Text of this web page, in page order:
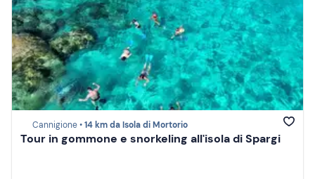
Cannigione •14 km da Isola di Mortorio
Tour in gommone e snorkeling all'isola di Spargi